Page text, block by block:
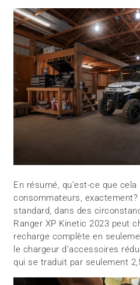
En résumé, qu’est-ce que
consommateurs,
standard, dans des
Ranger XP Kinetic 2023 peut
recharge complète en
le chargeur d’accessoires
qui se traduit par seulement